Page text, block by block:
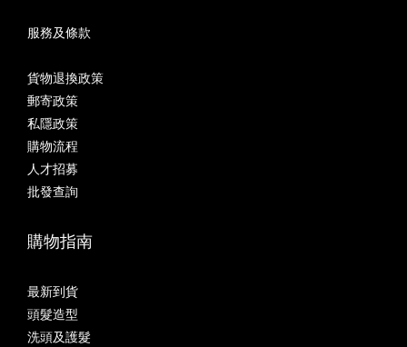
服務及條款
貨物退換政策
郵寄政策
私隱政策
購物流程
人才招募
批發查詢
購物指南
最新到貨
頭髮造型
洗頭及護髮